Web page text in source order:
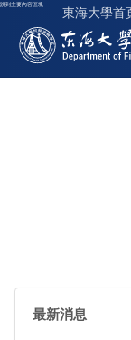
跳到主要內容區塊
東海大學首
東海大學logo
最新消息